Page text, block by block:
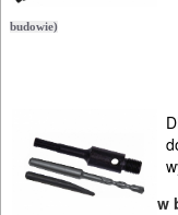
DREWNA
DO
METALU
budowie)
w